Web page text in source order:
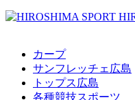
カープ
サンフレッチェ広島
トップス広島
各種競技スポーツ